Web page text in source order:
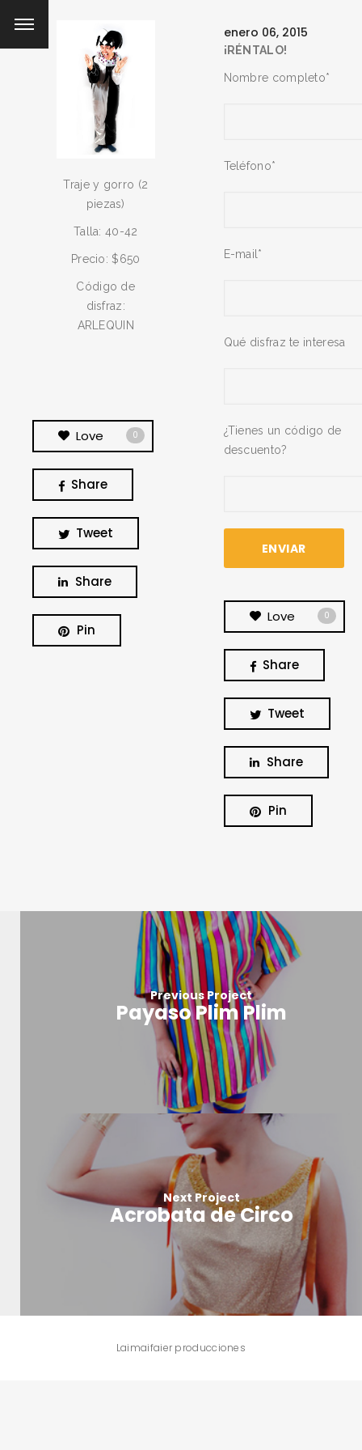
Traje y gorro (2
piezas)
Talla: 40-42
Precio: $650
Código de
disfraz:
ARLEQUIN
Love 0
Share
Tweet
Share
Pin
enero 06, 2015
¡RÉNTALO!
Nombre completo*
Teléfono*
E-mail*
Qué disfraz te interesa
¿Tienes un código de
descuento?
Love 0
Share
Tweet
Share
Pin
Previous Project
Payaso Plim Plim
Next Project
Acrobata de Circo
Laimaifaier producciones